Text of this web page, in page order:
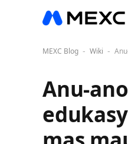
MEXC Blog - Wiki -
Anu-